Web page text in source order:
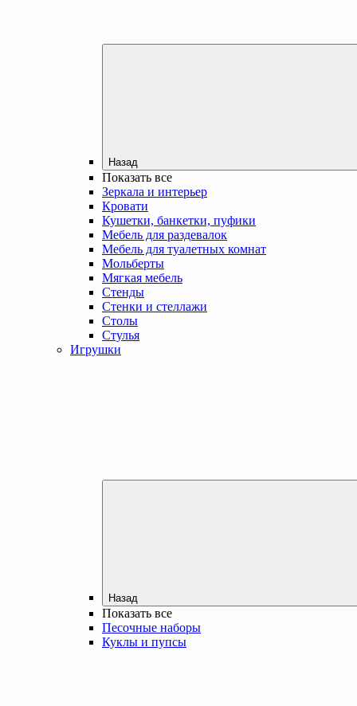
Назад
Показать все
Зеркала и интерьер
Кровати
Кушетки, банкетки, пуфики
Мебель для раздевалок
Мебель для туалетных комнат
Мольберты
Мягкая мебель
Стенды
Стенки и стеллажи
Столы
Стулья
Игрушки
Назад
Показать все
Песочные наборы
Куклы и пупсы